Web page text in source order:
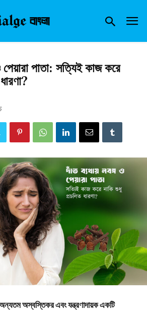
পেয়ারা পাতা: সত্যিই কাজ করে
অন্যতম অস্বস্তিকর এবং যন্ত্রণাদায়ক একটি